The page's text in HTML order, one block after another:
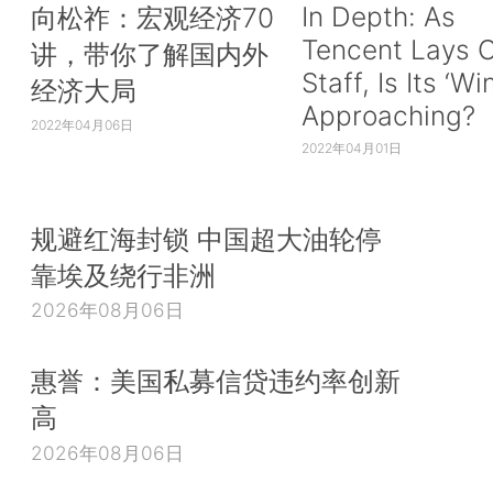
向松祚：宏观经济70
讲，带你了解国内外
经济大局
2022年04月06日
In Depth: As
Tencent Lays
Staff, Is Its
Approaching?
2022年04月01日
规避红海封锁 中国超大油轮停
靠埃及绕行非洲
2026年08月06日
惠誉：美国私募信贷违约率创新
高
2026年08月06日